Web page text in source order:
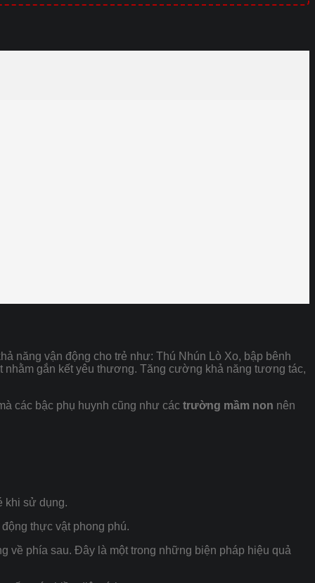
năng vận động cho trẻ như: Thú Nhún Lò Xo, bập bênh
gắn kết yêu thương. Tăng cường khả năng tương tác,
các bậc phụ huynh cũng như các trường mầm non nên
khi sử dụng.
thực vật phong phú.
về phía sau. Đây là một trong những biện pháp hiệu quả